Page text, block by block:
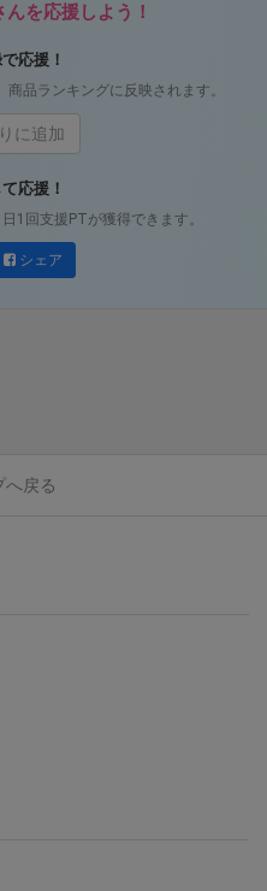
を応援しよう！
応援！
商品ランキングに反映されます。
に追加
応援！
1回支援PTが獲得できます。
シェア
へ戻る